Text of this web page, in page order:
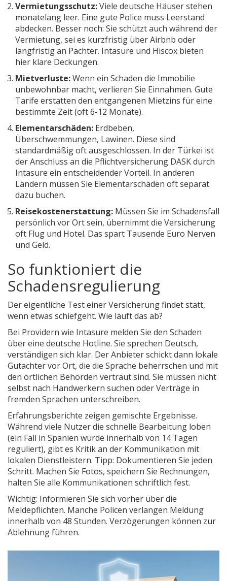
Vermietungsschutz:Viele deutsche Häuser stehen
monatelang leer. Eine gute Police muss Leerstand
abdecken. Besser noch: Sie schützt auch während der
Vermietung, sei es kurzfristig über Airbnb oder
langfristig an Pächter. Intasure und Hiscox bieten
hier klare Deckungen.
Mietverluste:Wenn ein Schaden die Immobilie
unbewohnbar macht, verlieren Sie Einnahmen. Gute
Tarife erstatten den entgangenen Mietzins für eine
bestimmte Zeit (oft 6-12 Monate).
Elementarschäden: Erdbeben,
Überschwemmungen, Lawinen. Diese sind
standardmäßig oft ausgeschlossen. In der Türkei ist
der Anschluss an die Pflichtversicherung DASK durch
Intasure ein entscheidender Vorteil. In anderen
Ländern müssen Sie Elementarschäden oft separat
dazu buchen.
Reisekostenerstattung: Müssen Sie im Schadensfall
persönlich vor Ort sein, übernimmt die Versicherung
oft Flug und Hotel. Das spart Tausende Euro Nerven
und Geld.
So funktioniert die
Schadensregulierung
Der eigentliche Test einer Versicherung findet statt,
wenn etwas schiefgeht. Wie läuft das ab?
Bei Providern wie Intasure melden Sie den Schaden
über eine deutsche Hotline. Sie sprechen Deutsch,
verständigen sich klar. Der Anbieter schickt dann lokale
Gutachter vor Ort, die die Sprache beherrschen und mit
den örtlichen Behörden vertraut sind. Sie müssen nicht
selbst nach Handwerkern suchen oder Verträge in
fremden Sprachen unterschreiben.
Erfahrungsberichte zeigen gemischte Ergebnisse.
Während viele Nutzer die schnelle Bearbeitung loben
(ein Fall in Spanien wurde innerhalb von 14 Tagen
reguliert), gibt es Kritik an der Kommunikation mit
lokalen Dienstleistern. Tipp: Dokumentieren Sie jeden
Schritt. Machen Sie Fotos, speichern Sie Rechnungen,
halten Sie alle Kommunikationen schriftlich fest.
Wichtig: Informieren Sie sich vorher über die
Meldepflichten. Manche Policen verlangen Meldung
innerhalb von 48 Stunden. Verzögerungen können zur
Ablehnung führen.